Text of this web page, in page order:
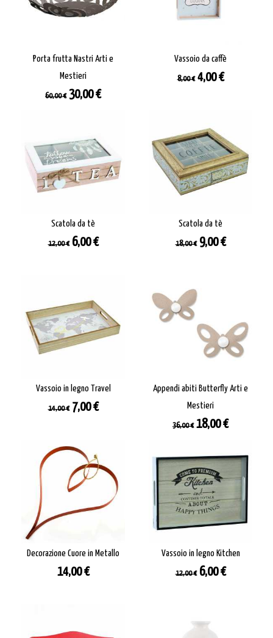
Porta frutta Nastri Arti e
Mestieri
Prezzo
60,00 € Prezzo
30,00 €
Vassoio da caffè
Prezzo
8,00 € Prezzo
4,00 €
Scatola da tè
Prezzo
12,00 € Prezzo
6,00 €
Scatola da tè
Prezzo
18,00 € Prezzo
9,00 €
Vassoio in legno Travel
Prezzo
14,00 € Prezzo
7,00 €
Appendi abiti Butterfly Arti e
Mestieri
Prezzo
36,00 € Prezzo
18,00 €
Decorazione Cuore in Metallo
Prezzo
14,00 €
Vassoio in legno Kitchen
Prezzo
12,00 € Prezzo
6,00 €